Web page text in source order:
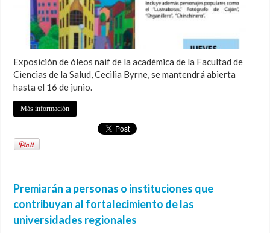
Exposición de óleos naif de la académica de la Facultad de
Ciencias de la Salud, Cecilia Byrne, se mantendrá abierta
hasta el 16 de junio.
Más información
Premiarán a personas o instituciones que
contribuyan al fortalecimiento de las
universidades regionales